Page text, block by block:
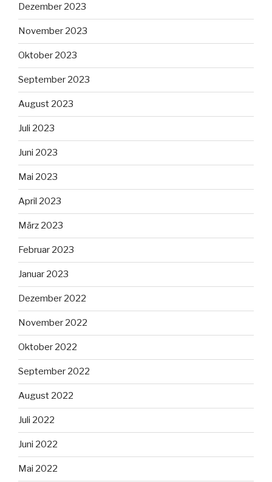
Dezember 2023
November 2023
Oktober 2023
September 2023
August 2023
Juli 2023
Juni 2023
Mai 2023
April 2023
März 2023
Februar 2023
Januar 2023
Dezember 2022
November 2022
Oktober 2022
September 2022
August 2022
Juli 2022
Juni 2022
Mai 2022